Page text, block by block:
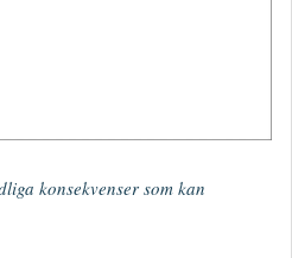
konsekvenser som kan